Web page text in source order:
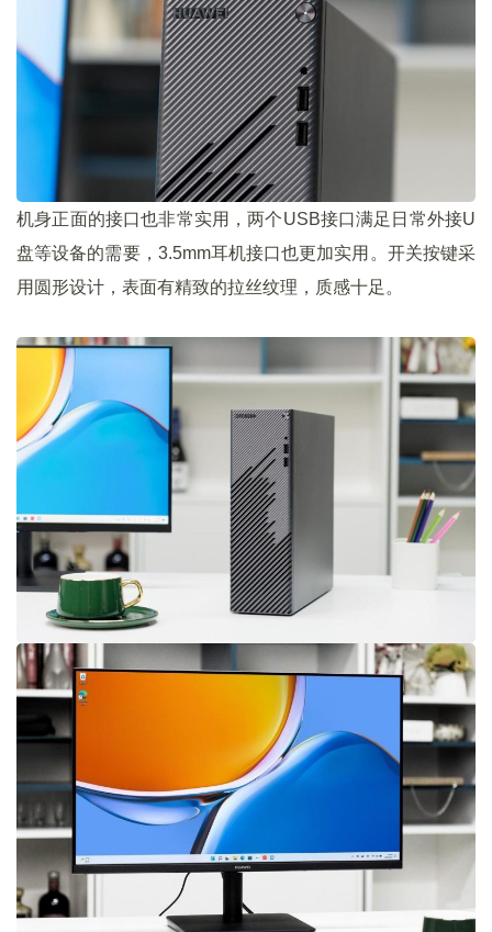
机身正面的接口也非常实用，两个USB接口满足日常外接U
盘等设备的需要，3.5mm耳机接口也更加实用。开关按键采
用圆形设计，表面有精致的拉丝纹理，质感十足。